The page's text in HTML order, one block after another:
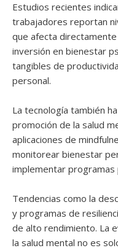
Estudios recientes
trabajadores reportan
que afecta
inversión en bienestar
tangibles de
personal.
La tecnología también
promoción de la salud
aplicaciones de
monitorear bienestar
implementar programas
Tendencias como la
y programas de
de alto rendimiento. La
la salud mental no es